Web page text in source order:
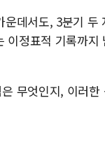
데서도, 3분기 두
이정표적 기록까지
무엇인지, 이러한